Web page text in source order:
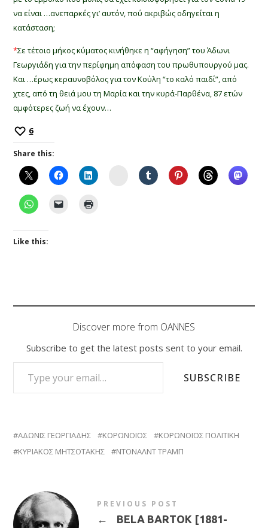
να είναι …ανεπαρκές γι’ αυτόν, πού ακριβώς οδηγείται η
κατάσταση;
*Σε τέτοιο μήκος κύματος κινήθηκε η “αφήγηση” του Άδωνι
Γεωργιάδη για την περίφημη απόφαση του πρωθυπουργού μας.
Και …έρως κεραυνοβόλος για τον Κούλη “το καλό παιδί”, από
χτες, από τη θειά μου τη Μαρία και την κυρά-Παρθένα, 87 ετών
αμφότερες ζωή να έχουν…
6
Share this:
Instagram
Like this:
Discover more from OANNES
Subscribe to get the latest posts sent to your email.
TYPE YOUR EMAIL…
SUBSCRIBE
ΑΔΩΝΙΣ ΓΕΩΡΓΙΑΔΗΣ ΚΟΡΩΝΟΪΟΣ
ΚΟΡΩΝΟΪΟΣ ΠΟΛΙΤΙΚΗ
ΚΥΡΙΑΚΟΣ ΜΗΤΣΟΤΑΚΗΣ
ΝΤΟΝΑΛΝΤ ΤΡΑΜΠ
PREVIOUS POST
←
BELA BARTOK [1881-